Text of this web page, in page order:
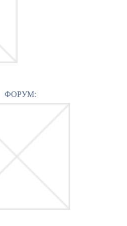
ФОРУМ: